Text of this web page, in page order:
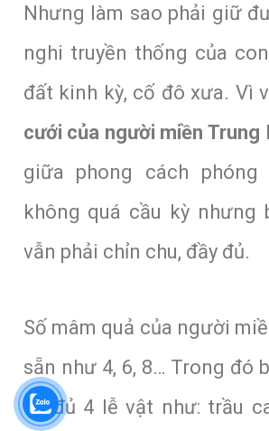
Nhưng làm sao phải giữ
nghi truyền thống của
đất kinh kỳ, cố đô xưa. Vì
cưới của người miền Trung
giữa phong cách phóng
không quá cầu kỳ nhưng
vẫn phải chỉn chu, đầy đủ.
Số mâm quả của người
sẵn như 4, 6, 8… Trong đó
có đủ 4 lễ vật như: trầu